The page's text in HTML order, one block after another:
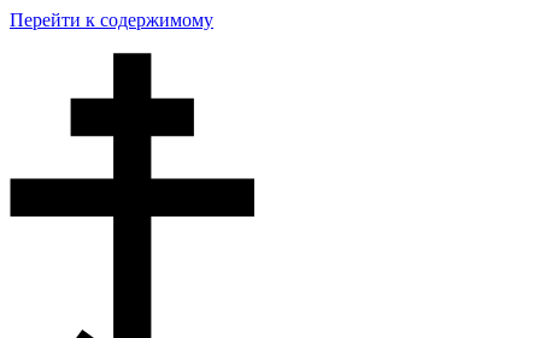
Перейти к содержимому